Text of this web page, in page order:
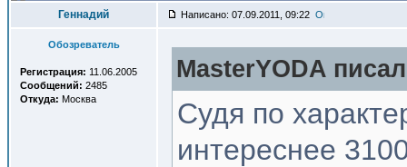
Геннадий Написано: 07.09.2011, 09:22
Обозреватель
Регистрация: 11.06.2005
Сообщений: 2485
Откуда: Москва
MasterYODA
Судя по
интереснее